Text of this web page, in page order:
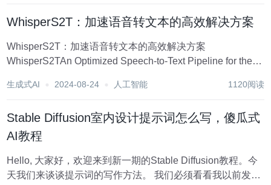
WhisperS2T：加速语音转文本的高效解决方案
WhisperS2T：加速语音转文本的高效解决方案
WhisperS2TAn Optimized Speech-to-Text Pipeline for the
生成式AI 2024-08-24 人工智能 1120阅读
Stable Diffusion室内设计提示词怎么写，傻瓜式
AI教程
Hello, 大家好，欢迎来到新一期的Stable Diffusion教程。今
天我们来谈谈提示词的写作方法。 我们必须看看我以前发表